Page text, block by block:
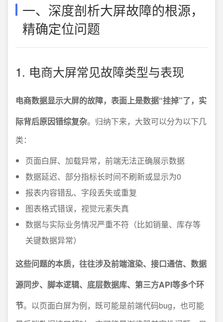
一、深度剖析大屏故障的根源，
精确定位问题
1. 电商大屏常见故障类型与表现
电商数据显示大屏的故障，表面上是数据“挂掉”了，实
际背后原因错综复杂。归纳下来，大致可以分为以下几
类：
页面白屏、加载异常，前端无法正确展示数据
数据延迟、部分指标长时间不刷新或显示为0
报表内容错乱、字段丢失或重复
图表格式错误，视觉元素失真
数据与实际业务情况严重不符（比如销量、库存等
关键数据异常）
这些问题的本质，往往涉及前端渲染、接口通信、数据
源同步、脚本逻辑、底层数据库、第三方API等多个环
节。以页面白屏为例，既可能是前端代码bug，也可能